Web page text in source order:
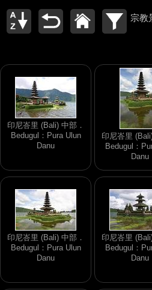
宗教
印尼峇里 (Bali) 中部．
Bedugul：Pura Ulun
Danu
印尼峇里
Bedugul：
Danu
印尼峇里 (Bali) 中部．
Bedugul：Pura Ulun
Danu
印尼峇里
Bedugul：
Danu